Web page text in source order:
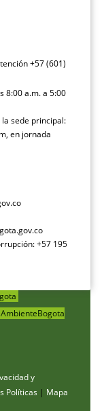
+57 (601)
8:00 a.m. a 5:00
sede principal:
en jornada
+57 195
AmbienteBogota
y
Políticas | Mapa